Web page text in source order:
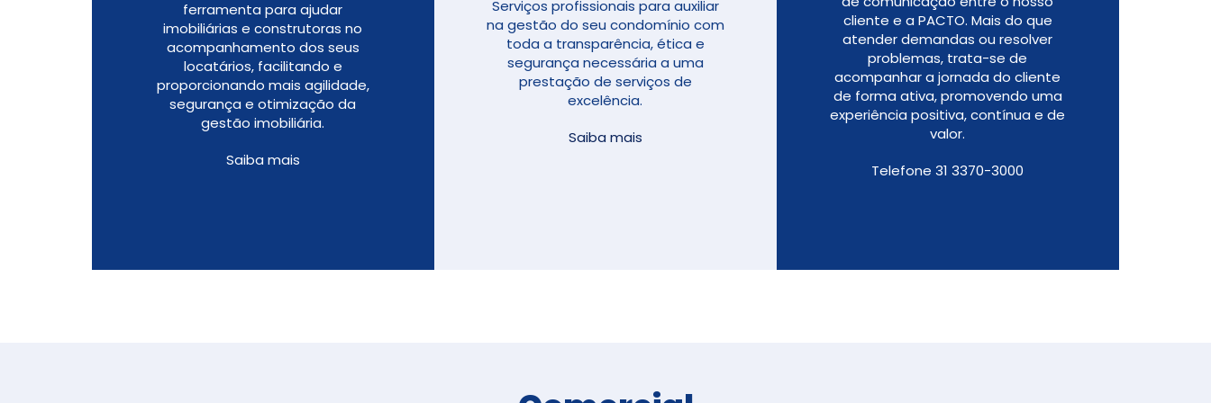
ferramenta para ajudar
imobiliárias e construtoras no
acompanhamento dos seus
locatários, facilitando e
proporcionando mais agilidade,
segurança e otimização da
gestão imobiliária.
Saiba mais
Serviços profissionais para auxiliar
na gestão do seu condomínio com
toda a transparência, ética e
segurança necessária a uma
prestação de serviços de
excelência.
Saiba mais
cliente e a PACTO. Mais do que
atender demandas ou resolver
problemas, trata-se de
acompanhar a jornada do cliente
de forma ativa, promovendo uma
experiência positiva, contínua e de
valor.
Telefone 31 3370-3000